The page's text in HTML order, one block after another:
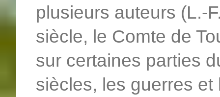
plusieurs auteurs (L.-
siècle, le Comte de
sur certaines parties
siècles, les guerres